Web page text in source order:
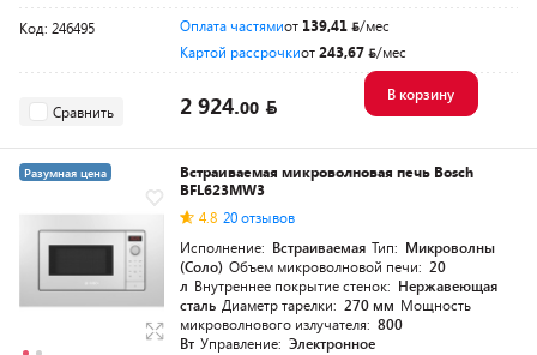
Код: 246495 Оплата частямиот 139,41
/мес
Картой рассрочкиот243,67 /мес
Сравнить 2 924.00
В корзину
Разумная цена
Встраиваемая микроволновая печь Bosch
BFL623MW3
4.8 20 отзывов
Исполнение: Встраиваемая Тип: Микроволны
(Соло) Объем микроволновой печи: 20
л Внутреннее покрытие стенок: Нержавеющая
сталь Диаметр тарелки: 270 мм Мощность
микроволнового излучателя: 800
Вт Управление: Электронное